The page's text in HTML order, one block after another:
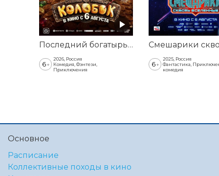
Последний богатырь. Колобок
6+
2026, Россия
Комедия, Фэнтези,
Приключения
6+
2025, Россия
Фантастика,
комедия
Основное
Расписание
Коллективные походы в кино